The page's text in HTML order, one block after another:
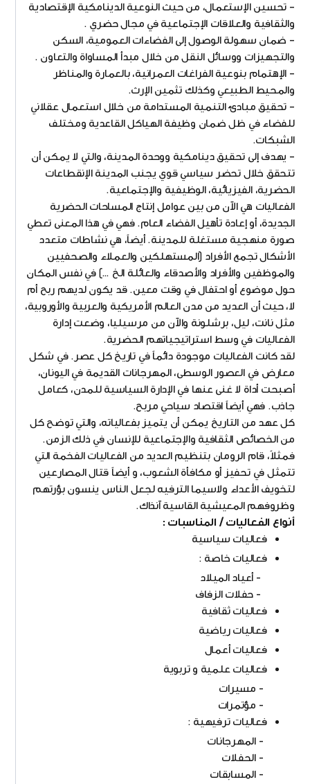
– تحسين الإستعمال، من حيث النوعية الدينامكية الإقتصادية
والثقافية والعلاقات الإجتماعية في مجال حضري .
– ضمان سهولة الوصول إلى الفضاءات العمومية، السكن
والتجهيزات ووسائل النقل من خلال مبدأ المساواة والتعاون .
– الإهتمام بنوعية الفراغات العمرانية، بالعمارة والمناظر
والمحيط الطبيعي وكذلك تثمين الإرث.
– تحقيق مبادئ التنمية المستدامة من خلال استعمال عقلاني
للفضاء في ظل ضمان وظيفة الهياكل القاعدية ومختلف
الشبكات.
– يهدف إلى تحقيق دينامكية ووحدة المدينة، والتي لا يمكن أن
تتحقق خلال تحضر سياسي قوي يجنب المدينة الإنقطاعات
الحضرية، الفيزيائية، الوظيفية والإجتماعية.
الفعاليات هي الآن من بين عوامل إنتاج المساحات الحضرية
الجديدة، أو إعادة تأهيل الفضاء العام. فهي في هذا المعنى تعطي
صورة منهجية مستغلة للمدينة. أيضاً، هي نشاطات متعدد
الأشكال تجمع الأفراد (المستهلكين والعملاء والصحفيين
والموظفين والأفراد والأصدقاء والعائلة الخ …) في نفس المكان
حول موضوع أو احتفال في وقت معين. قد يكون لديهم ربح أم
لا، حيث أن العديد من مدن العالم الأمريكية والعربية والأوروبية،
مثل نانت، ليل، برشلونة والآن من مرسيليا، وضعت إدارة
الفعاليات في وسط استراتيجياتهم الحضرية.
لقد كانت الفعاليات موجودة دائماً في تاريخ كل عصر. في شكل
معارض في العصور الوسطى، المهرجانات القديمة في اليونان،
أصبحت أداة لا غنى عنها في الإدارة السياسية للمدن، كعامل
جاذب. فهي أيضاً اقتصاد سياحي مربح.
كل عهد من التاريخ يمكن أن يتميز بفعالياته، والتي توضح كل
من الخصائص الثقافية والإجتماعية للإنسان في ذلك الزمن.
فمثلاً، قام الرومان بتنظيم العديد من الفعاليات الفخمة التي
تتمثل في تحفيز أو مكافأة الشعوب، و أيضاً قتال المصارعين
لتخويف الأعداء ولاسيما الترفيه لجعل الناس ينسون بؤرتهم
وظروفهم المعيشية القاسية آنذاك.
أنواع الفعاليات / المناسبات :
فعاليات سياسية
فعاليات خاصة :
- أعياد الميلاد
- حفلات الزفاف
فعاليات ثقافية
فعاليات رياضية
فعاليات أعمال
فعاليات علمية و تربوية
- مسيرات
- مؤتمرات
فعاليات ترفيهية :
- المهرجانات
- الحفلات
- المسابقات